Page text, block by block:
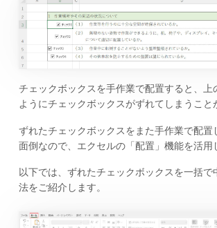
チェックボックスを手作業で配置すると、上
ようにチェックボックスがずれてしまうこと
ずれたチェックボックスをまた手作業で配置
面倒なので、エクセルの「配置」機能を活用
以下では、ずれたチェックボックスを一括で
法をご紹介します。